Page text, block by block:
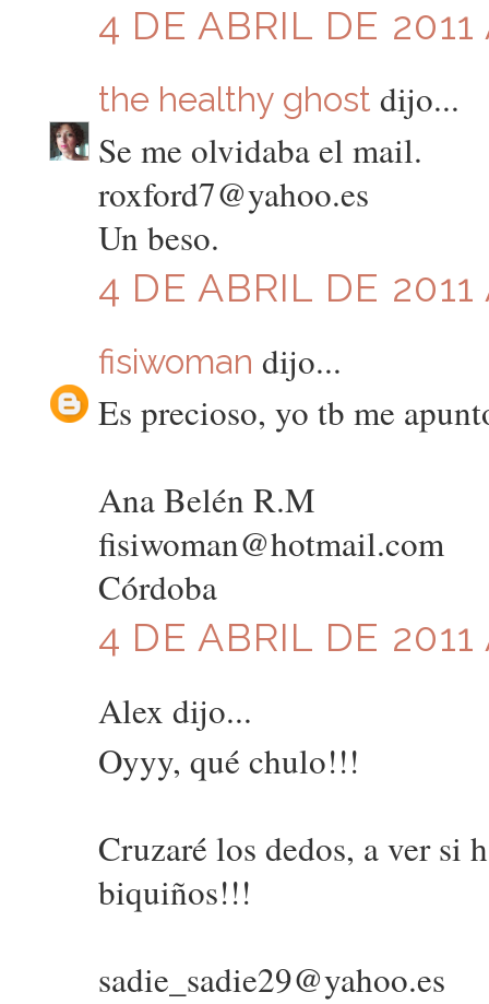
4 DE ABRIL DE
the healthy ghost dijo...
Se me olvidaba el mail.
roxford7@yahoo.es
Un beso.
4 DE ABRIL DE
fisiwoman dijo...
Es precioso, yo tb me
Ana Belén R.M
fisiwoman@hotmail.com
Córdoba
4 DE ABRIL DE
Alex dijo...
Oyyy, qué chulo!!!
Cruzaré los dedos, a ver si
biquiños!!!
sadie_sadie29@yahoo.es